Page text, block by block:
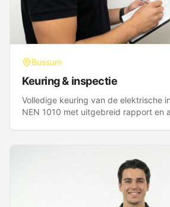
Bussum
Keuring & inspectie
Volledige keuring van de elektrische
NEN 1010 met uitgebreid rapport en